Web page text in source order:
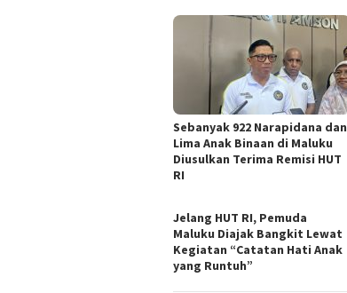
Sebanyak 922 Narapidana dan
Lima Anak Binaan di Maluku
Diusulkan Terima Remisi HUT
RI
Jelang HUT RI, Pemuda
Maluku Diajak Bangkit Lewat
Kegiatan “Catatan Hati Anak
yang Runtuh”